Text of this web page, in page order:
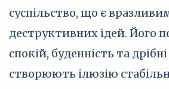
суспільство, що є
деструктивних ідей. Його
спокій, буденність та
створюють ілюзію